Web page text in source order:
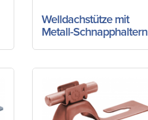
Welldachstütze mit
Metall-Schnapphaltern